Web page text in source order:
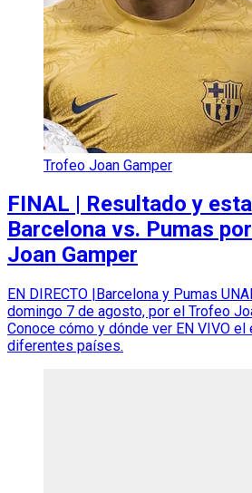
Trofeo Joan Gamper
FINAL | Resultado y
Barcelona vs. Pumas
Joan Gamper
EN DIRECTO |Barcelona y Pumas
domingo 7 de agosto, por el Trofeo
Conoce cómo y dónde ver EN VIVO
diferentes países.